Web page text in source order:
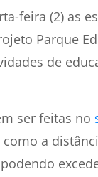
feira (2) as
Parque
de
ser feitas no
a